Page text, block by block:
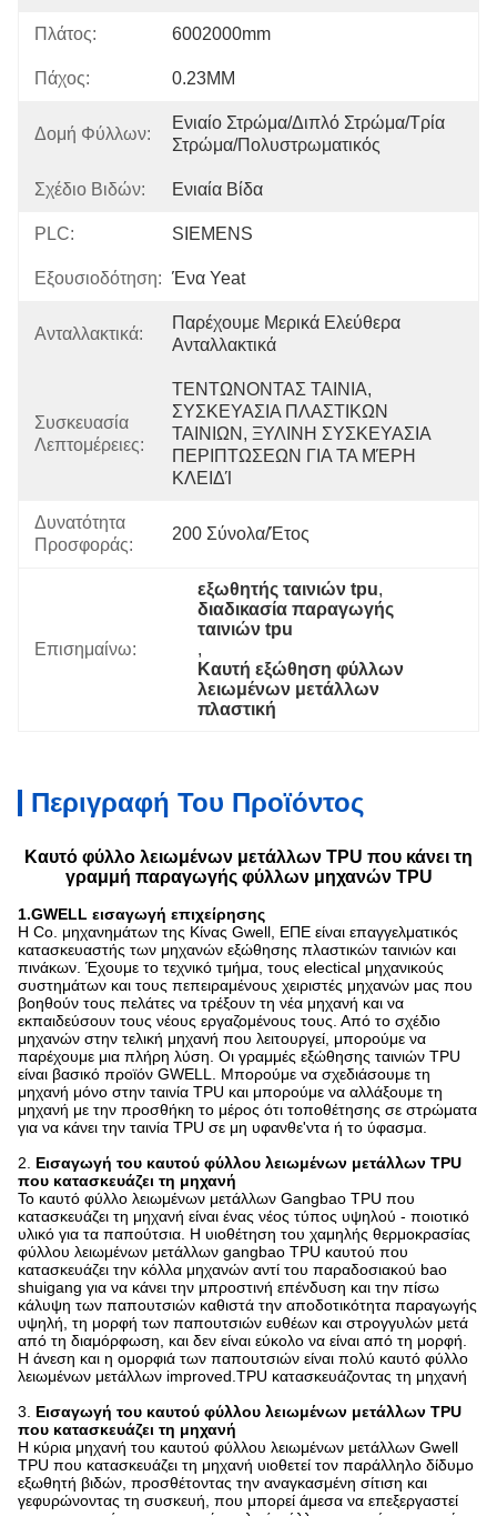
Πλάτος: 6002000mm
Πάχος: 0.23MM
Δομή Φύλλων:
Ενιαίο Στρώμα/διπλό Στρώμα/τρία
Στρώμα/πολυστρωματικός
Σχέδιο Βιδών: Ενιαία Βίδα
PLC: SIEMENS
Εξουσιοδότηση: Ένα Yeat
Ανταλλακτικά:
Παρέχουμε Μερικά Ελεύθερα
Ανταλλακτικά
Συσκευασία
Λεπτομέρειες:
ΤΕΝΤΩΝΟΝΤΑΣ ΤΑΙΝΙΑ,
ΣΥΣΚΕΥΑΣΙΑ ΠΛΑΣΤΙΚΩΝ
ΤΑΙΝΙΩΝ, ΞΥΛΙΝΗ ΣΥΣΚΕΥΑΣΙΑ
ΠΕΡΙΠΤΩΣΕΩΝ ΓΙΑ ΤΑ ΜΈΡΗ
ΚΛΕΙΔΊ
Δυνατότητα
Προσφοράς:
200 Σύνολα/έτος
Επισημαίνω:
εξωθητής ταινιών tpu,
διαδικασία παραγωγής
ταινιών tpu
,
Καυτή εξώθηση φύλλων
λειωμένων μετάλλων
πλαστική
Περιγραφή Του Προϊόντος
Καυτό φύλλο λειωμένων μετάλλων TPU που κάνει τη
γραμμή παραγωγής φύλλων μηχανών TPU
1.GWELL εισαγωγή επιχείρησης
Η Co. μηχανημάτων της Κίνας Gwell, ΕΠΕ είναι επαγγελματικός
κατασκευαστής των μηχανών εξώθησης πλαστικών ταινιών και
πινάκων. Έχουμε το τεχνικό τμήμα, τους electical μηχανικούς
συστημάτων και τους πεπειραμένους χειριστές μηχανών μας που
βοηθούν τους πελάτες να τρέξουν τη νέα μηχανή και να
εκπαιδεύσουν τους νέους εργαζομένους τους. Από το σχέδιο
μηχανών στην τελική μηχανή που λειτουργεί, μπορούμε να
παρέχουμε μια πλήρη λύση. Οι γραμμές εξώθησης ταινιών TPU
είναι βασικό προϊόν GWELL. Μπορούμε να σχεδιάσουμε τη
μηχανή μόνο στην ταινία TPU και μπορούμε να αλλάξουμε τη
μηχανή με την προσθήκη το μέρος ότι τοποθέτησης σε στρώματα
για να κάνει την ταινία TPU σε μη υφανθε'ντα ή το ύφασμα.
2. Εισαγωγή του καυτού φύλλου λειωμένων μετάλλων TPU
που κατασκευάζει τη μηχανή
Το καυτό φύλλο λειωμένων μετάλλων Gangbao TPU που
κατασκευάζει τη μηχανή είναι ένας νέος τύπος υψηλού - ποιοτικό
υλικό για τα παπούτσια. Η υιοθέτηση του χαμηλής θερμοκρασίας
φύλλου λειωμένων μετάλλων gangbao TPU καυτού που
κατασκευάζει την κόλλα μηχανών αντί του παραδοσιακού bao
shuigang για να κάνει την μπροστινή επένδυση και την πίσω
κάλυψη των παπουτσιών καθιστά την αποδοτικότητα παραγωγής
υψηλή, τη μορφή των παπουτσιών ευθέων και στρογγυλών μετά
από τη διαμόρφωση, και δεν είναι εύκολο να είναι από τη μορφή.
Η άνεση και η ομορφιά των παπουτσιών είναι πολύ καυτό φύλλο
λειωμένων μετάλλων improved.TPU κατασκευάζοντας τη μηχανή
3. Εισαγωγή του καυτού φύλλου λειωμένων μετάλλων TPU
που κατασκευάζει τη μηχανή
Η κύρια μηχανή του καυτού φύλλου λειωμένων μετάλλων Gwell
TPU που κατασκευάζει τη μηχανή υιοθετεί τον παράλληλο δίδυμο
εξωθητή βιδών, προσθέτοντας την αναγκασμένη σίτιση και
γεφυρώνοντας τη συσκευή, που μπορεί άμεσα να επεξεργαστεί